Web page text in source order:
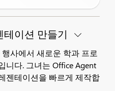
테이션 만들기
사에서 새로운 학과 프로
니다. 그녀는 Office Agent
젠테이션을 빠르게 제작합